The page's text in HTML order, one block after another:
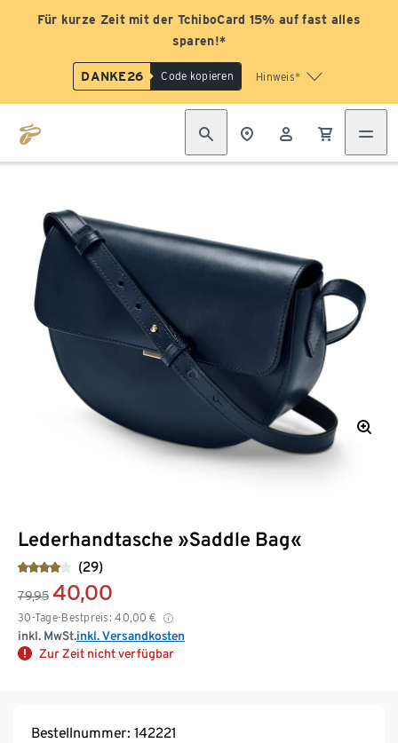
Für kurze Zeit mit der TchiboCard 15% auf fast alles
sparen!*
DANKE26 Code kopieren Hinweis*
Lederhandtasche »Saddle Bag«
(29)
79,95 40,00
30-Tage-Bestpreis: 40,00 €
inkl. MwSt.inkl. Versandkosten
Zur Zeit nicht verfügbar
Bestellnummer: 142221